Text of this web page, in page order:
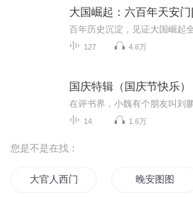
127 4.6万
国庆特辑（国庆节快乐）
14 1.6万
您是不是在找：
大官人西门庆 晚安图图